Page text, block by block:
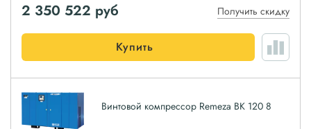
2 350 522 руб Получить скидку
Купить
Винтовой компрессор Remeza ВК 120 8